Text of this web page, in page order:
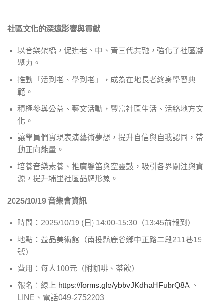
社區文化的深遠影響與貢獻
以音樂架橋，促進老、中、青三代共融，強化了社區凝
聚力。
推動「活到老、學到老」，成為在地長者終身學習典
範。
積極參與公益、藝文活動，豐富社區生活、活絡地方文
化。
讓學員們實現表演藝術夢想，提升自信與自我認同，帶
動正向能量。
培養音樂素養、推廣響笛與空靈鼓，吸引各界關注與資
源，提升埔里社區品牌形象。
2025/10/19 音樂會資訊
時間：2025/10/19 (日) 14:00-15:30（13:45前報到）
地點：益品美術館（南投縣鹿谷鄉中正路二段211巷19
號）
費用：每人100元（附咖啡、茶飲）
報名：線上 https://forms.gle/ybbvJKdhaHFubrQ8A 、
LINE、電話049-2752203